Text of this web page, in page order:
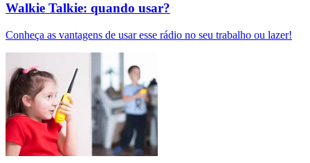
Walkie Talkie: quando usar?
Conheça as vantagens de usar esse rádio no seu trabalho ou lazer!